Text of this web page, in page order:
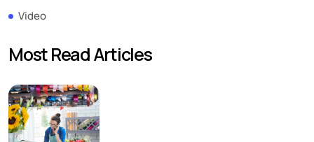
Video
Most Read Articles